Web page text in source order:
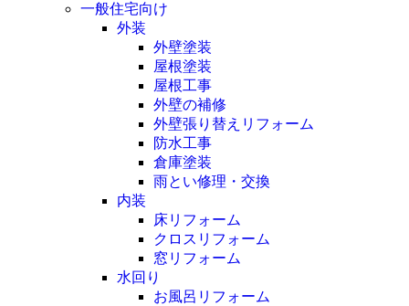
一般住宅向け
外装
外壁塗装
屋根塗装
屋根工事
外壁の補修
外壁張り替えリフォーム
防水工事
倉庫塗装
雨とい修理・交換
内装
床リフォーム
クロスリフォーム
窓リフォーム
水回り
お風呂リフォーム